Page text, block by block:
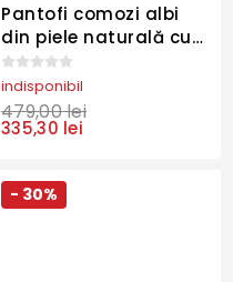
Pantofi comozi albi
din piele naturală cu
perforații OTR60003
indisponibil
479,00 lei
335,30 lei
- 30%